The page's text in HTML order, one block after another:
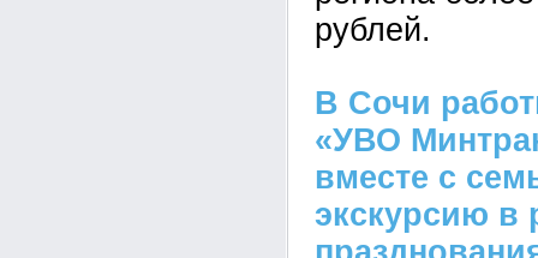
рублей.
В Сочи
«УВО
вместе с
экскурсию в